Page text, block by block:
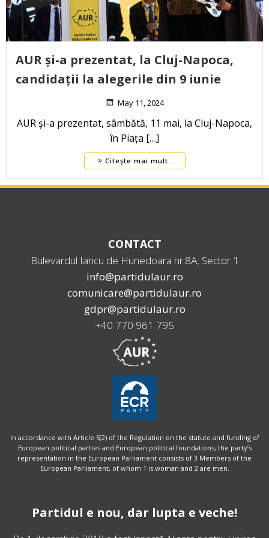
AUR și-a prezentat, la Cluj-Napoca,
candidații la alegerile din 9 iunie
May 11, 2024
AUR și-a prezentat, sâmbătă, 11 mai, la Cluj-Napoca,
în Piața […]
Citește mai mult..
CONTACT
Bulevardul Iancu de Hunedoara nr.8A, Sector 1
info@partidulaur.ro
comunicare@partidulaur.ro
gdpr@partidulaur.ro
+40 770 961 795
In accordance with Article 5(2) of the Regulation on the statute and funding of
European political parties and European political foundations, the party’s
representation in the European Parliament consists of 3 Members of the
European Parliament, of whom 1 is woman and 2 are men.
Partidul e nou, dar lupta e veche!